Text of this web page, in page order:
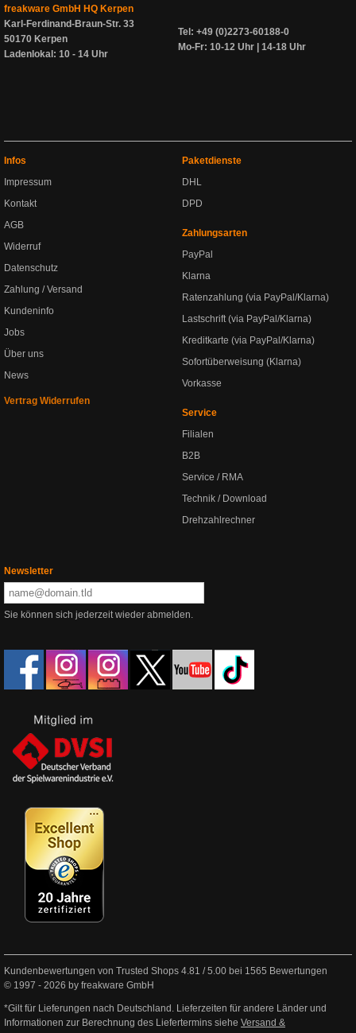
freakware GmbH HQ Kerpen
Karl-Ferdinand-Braun-Str. 33
50170 Kerpen
Ladenlokal: 10 - 14 Uhr
Tel: +49 (0)2273-60188-0
Mo-Fr: 10-12 Uhr | 14-18 Uhr
Infos
Impressum
Kontakt
AGB
Widerruf
Datenschutz
Zahlung / Versand
Kundeninfo
Jobs
Über uns
News
Vertrag Widerrufen
Paketdienste
DHL
DPD
Zahlungsarten
PayPal
Klarna
Ratenzahlung (via PayPal/Klarna)
Lastschrift (via PayPal/Klarna)
Kreditkarte (via PayPal/Klarna)
Sofortüberweisung (Klarna)
Vorkasse
Service
Filialen
B2B
Service / RMA
Technik / Download
Drehzahlrechner
Newsletter
Sie können sich jederzeit wieder abmelden.
Kundenbewertungen von Trusted Shops 4.81 /5.00 bei 1565 Bewertungen
© 1997 - 2026 by freakware GmbH
*Gilt für Lieferungen nach Deutschland. Lieferzeiten für andere Länder und
Informationen zur Berechnung des Liefertermins siehe Versand &